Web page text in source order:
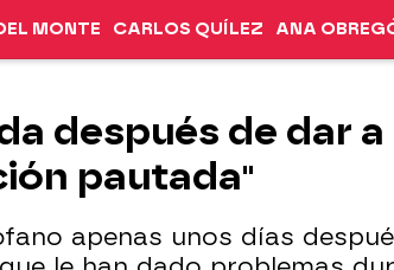
MONTE CARLOS QUÍLEZ ANA
después de dar a
pautada"
apenas unos días